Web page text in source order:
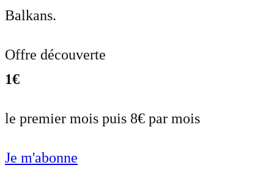
Balkans.
Offre découverte
1€
le premier mois puis 8€ par mois
Je m'abonne